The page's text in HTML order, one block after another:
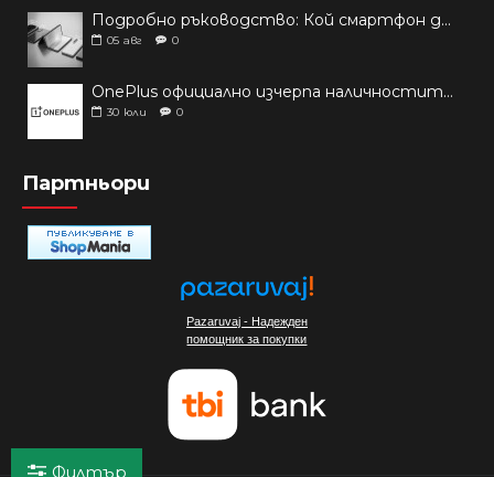
Филтър
Подробно ръководство: Кой смартфон да купиш през 2026 г.?
05 авг 0
OnePlus официално изчерпа наличностите си от телефони на основни пазари
30 юли 0
Партньори
Pazaruvaj - Надежден
помощник за покупки